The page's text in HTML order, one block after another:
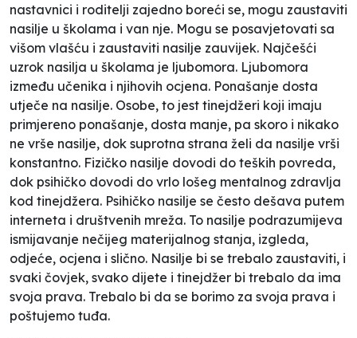
nastavnici i roditelji zajedno boreći se, mogu zaustaviti
nasilje u školama i van nje. Mogu se posavjetovati sa
višom vlašću i zaustaviti nasilje zauvijek. Najčešći
uzrok nasilja u školama je ljubomora. Ljubomora
između učenika i njihovih ocjena. Ponašanje dosta
utječe na nasilje. Osobe, to jest tinejdžeri koji imaju
primjereno ponašanje, dosta manje, pa skoro i nikako
ne vrše nasilje, dok suprotna strana želi da nasilje vrši
konstantno. Fizičko nasilje dovodi do teških povreda,
dok psihičko dovodi do vrlo lošeg mentalnog zdravlja
kod tinejdžera. Psihičko nasilje se često dešava putem
interneta i društvenih mreža. To nasilje podrazumijeva
ismijavanje nečijeg materijalnog stanja, izgleda,
odjeće, ocjena i slično. Nasilje bi se trebalo zaustaviti, i
svaki čovjek, svako dijete i tinejdžer bi trebalo da ima
svoja prava. Trebalo bi da se borimo za svoja prava i
poštujemo tuđa.